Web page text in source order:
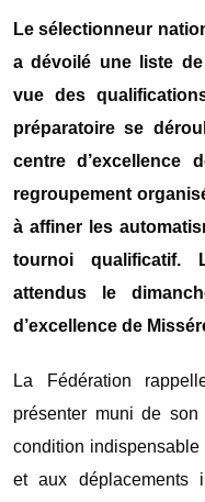
Le sélectionneur
a dévoilé une liste
vue des
préparatoire se
centre d’excellence
regroupement
à affiner les
tournoi qualificatif.
attendus le
d’excellence de
La Fédération
présenter muni de son
condition indispensable
et aux déplacements